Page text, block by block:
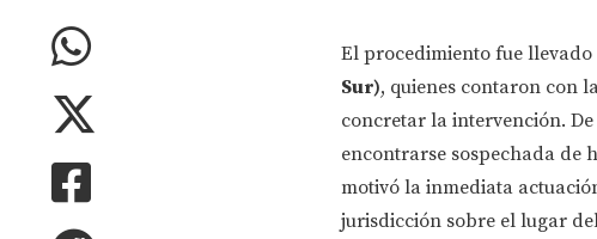
El procedimiento fue
Sur), quienes contaron con
concretar la intervención.
encontrarse sospechada de
motivó la inmediata
jurisdicción sobre el lugar